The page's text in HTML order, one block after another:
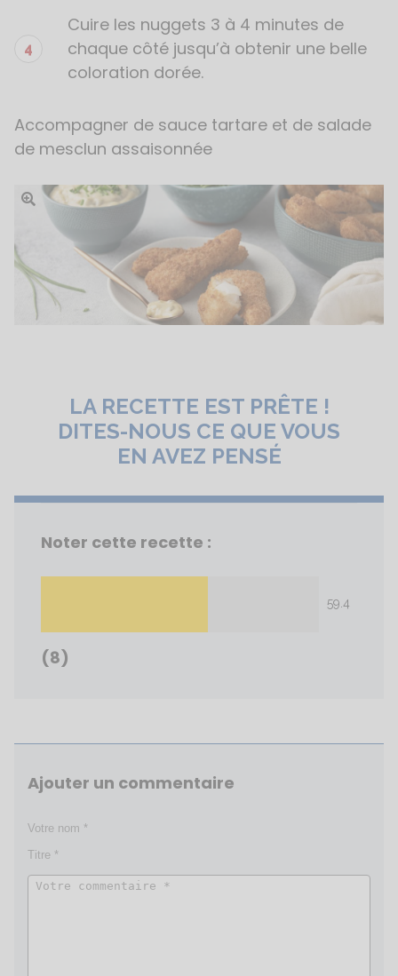
Cuire les nuggets 3 à 4 minutes de
chaque côté jusqu’à obtenir une belle
coloration dorée.
Accompagner de sauce tartare et de salade
de mesclun assaisonnée
Ouvrir l'image
LA RECETTE EST PRÊTE !
DITES-NOUS CE QUE VOUS
EN AVEZ PENSÉ
Noter cette recette :
59.4
(8)
Ajouter un commentaire